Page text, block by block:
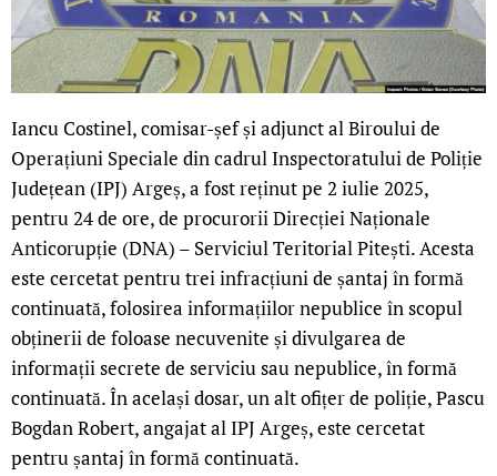
Iancu Costinel, comisar-șef și adjunct al Biroului de
Operațiuni Speciale din cadrul Inspectoratului de Poliție
Județean (IPJ) Argeș, a fost reținut pe 2 iulie 2025,
pentru 24 de ore, de procurorii Direcției Naționale
Anticorupție (DNA) – Serviciul Teritorial Pitești. Acesta
este cercetat pentru trei infracțiuni de șantaj în formă
continuată, folosirea informațiilor nepublice în scopul
obținerii de foloase necuvenite și divulgarea de
informații secrete de serviciu sau nepublice, în formă
continuată. În același dosar, un alt ofițer de poliție, Pascu
Bogdan Robert, angajat al IPJ Argeș, este cercetat
pentru șantaj în formă continuată.